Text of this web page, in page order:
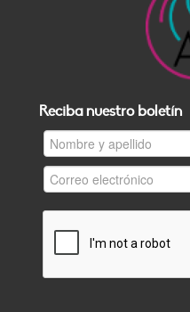
Reciba nuestro boletín